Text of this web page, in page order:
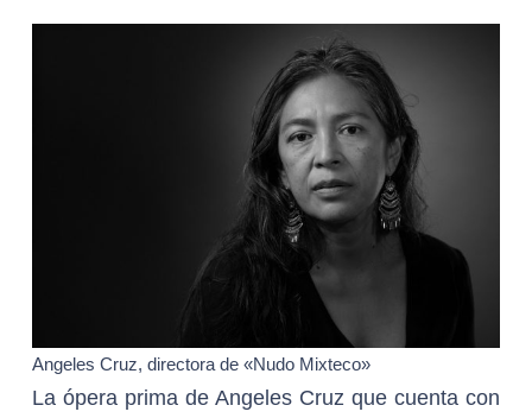
Angeles Cruz, directora de «Nudo Mixteco»
La ópera prima de Angeles Cruz que cuenta con